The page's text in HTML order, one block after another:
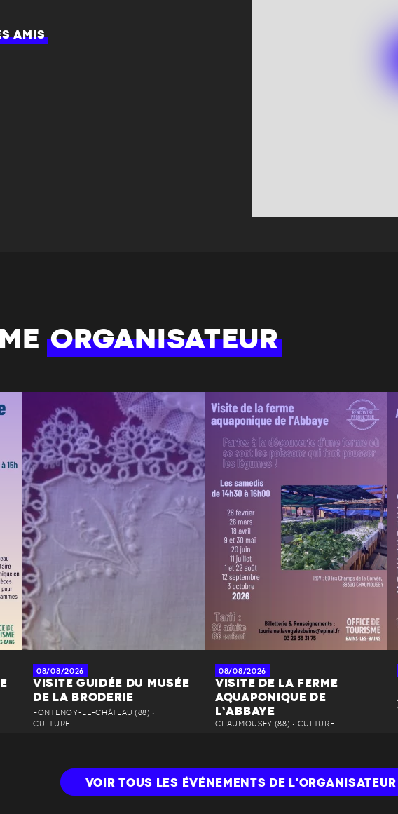
AMIS
ORGANISATEUR
08/08/2026
VISITE GUIDÉE DU MUSÉE
DE LA BRODERIE
FONTENOY-LE-CHÂTEAU (88) •
CULTURE
08/08/2026
VISITE DE LA FERME
AQUAPONIQUE DE
L’ABBAYE
CHAUMOUSEY (88) • CULTURE
VOIR TOUS LES ÉVÉNEMENTS DE L'ORGANISATEUR